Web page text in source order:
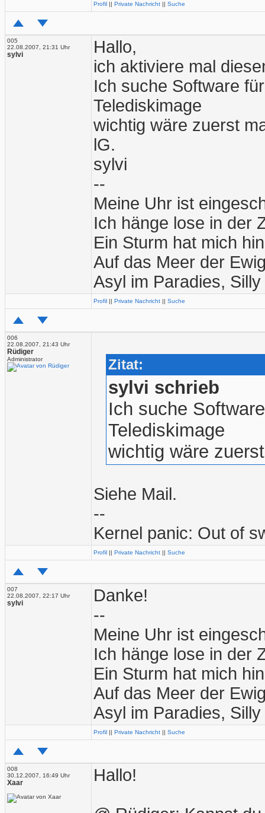
Profil || Private Nachricht || Suche
005
22.08.2007, 21:31 Uhr
sylvi
Hallo,
ich aktiviere mal
Ich suche Software
Telediskimage
wichtig wäre zuerst
lG.
sylvi
--
Meine Uhr ist
Ich hänge lose in der
Ein Sturm hat mich
Auf das Meer der
Asyl im Paradies, Silly
Profil || Private Nachricht || Suche
006
22.08.2007, 21:43 Uhr
Rüdiger
Administrator Zitat:
sylvi schrieb
Ich suche
Telediskimage
wichtig wäre
Siehe Mail.
--
Kernel panic: Out of
Profil || Private Nachricht || Suche
007
22.08.2007, 22:17 Uhr
sylvi
Danke!
--
Meine Uhr ist
Ich hänge lose in der
Ein Sturm hat mich
Auf das Meer der
Asyl im Paradies, Silly
Profil || Private Nachricht || Suche
008
30.12.2007, 16:49 Uhr
Xaar Hallo!